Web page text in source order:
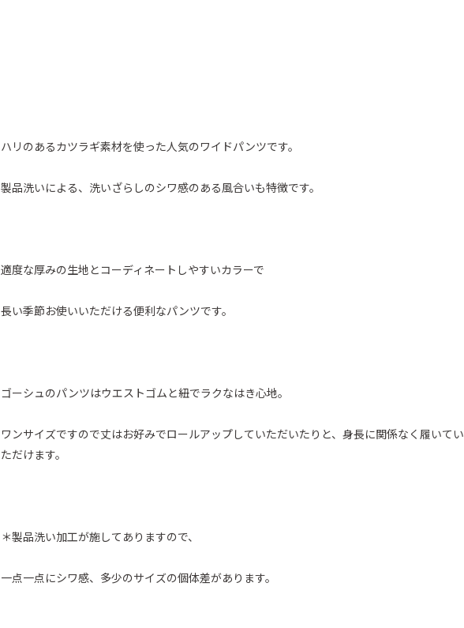
ハリのあるカツラギ素材を使った人気のワイドパンツです。
製品洗いによる、洗いざらしのシワ感のある風合いも特徴です。
適度な厚みの生地とコーディネートしやすいカラーで
長い季節お使いいただける便利なパンツです。
ゴーシュのパンツはウエストゴムと紐でラクなはき心地。
ワンサイズですので丈はお好みでロールアップしていただいたりと、身長に関係なく履いてい
ただけます。
＊製品洗い加工が施してありますので、
一点一点にシワ感、多少のサイズの個体差があります。